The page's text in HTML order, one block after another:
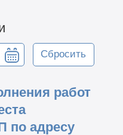
Сбросить
работ
по адресу